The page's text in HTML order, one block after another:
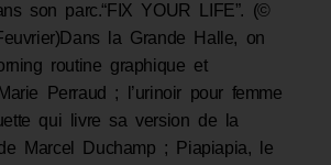
son parc.“FIX YOUR LIFE”. (©
la Grande Halle, on
routine graphique et
Perraud ; l’urinoir pour femme
qui livre sa version de la
Marcel Duchamp ; Piapiapia, le